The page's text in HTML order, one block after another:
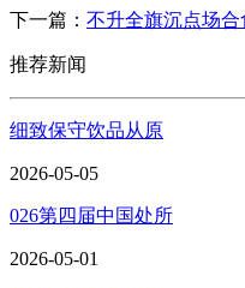
下一篇： 不升全旗沉点场
推荐新闻
细致保守饮品从原
2026-05-05
026第四届中国处所
2026-05-01